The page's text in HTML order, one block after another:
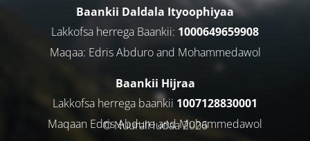
Baankii Daldala Ityoophiyaa
Lakkofsa herrega Baankii: 1000649659908
Maqaa: Edris Abduro and Mohammedawol
Baankii Hijraa
Lakkofsa herrega baankii 1007128830001
Maqaan Edris Abduro and Muhammedawol
© NuuralHudaa 2026